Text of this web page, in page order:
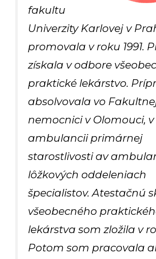
fakultu
Univerzity Karlovej v
promovala v roku 1991.
získala v odbore
praktické lekárstvo.
absolvovala vo
nemocnici v Olomouci, v
ambulancii primárnej
starostlivosti av
lôžkových oddeleniach
špecialistov. Atestačnú
všeobecného
lekárstva som zložila v
Potom som pracovala